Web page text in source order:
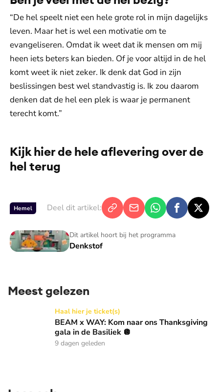
“De hel speelt niet een hele grote rol in mijn dagelijks
leven. Maar het is wel een motivatie om te
evangeliseren. Omdat ik weet dat ik mensen om mij
heen iets beters kan bieden. Of je voor altijd in de hel
komt weet ik niet zeker. Ik denk dat God in zijn
beslissingen best wel standvastig is. Ik zou daarom
denken dat de hel een plek is waar je permanent
terecht komt.”
Kijk hier de hele aflevering over de
hel terugDe weergave van deze video vereist jouw
toestemming voor social media cookies.
Hemel Deel dit artikel:
Dit artikel hoort bij het programma
Denkstof
Denkstof
Meest gelezen
BEAM x WAY: Kom naar ons Thanksgiving gala in de
Haal hier je ticket(s)
BEAM x WAY: Kom naar ons Thanksgiving
gala in de Basiliek 🪩
9 dagen geleden